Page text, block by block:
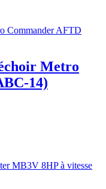
Metro
14)